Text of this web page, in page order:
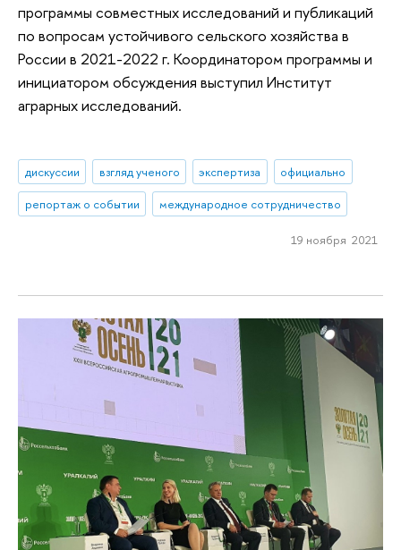
программы совместных исследований и публикаций
по вопросам устойчивого сельского хозяйства в
России в 2021-2022 г. Координатором программы и
инициатором обсуждения выступил Институт
аграрных исследований.
дискуссии взгляд ученого экспертиза
официально
репортаж о событии
международное сотрудничество
19 ноября 2021